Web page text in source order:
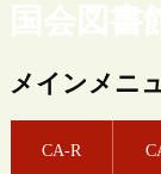
国会図書
メインメニ
CA-R